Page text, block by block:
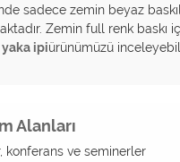
sadece zemin beyaz
Zemin full renk baskı
yaka ipiürünümüzü
Alanları
konferans ve seminerler